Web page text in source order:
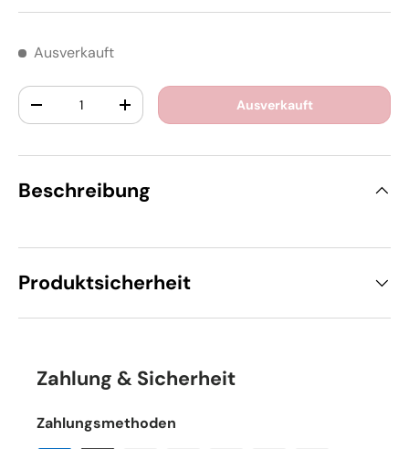
Ausverkauft
Anzahl
-
+ Ausverkauft
Beschreibung
Produktsicherheit
Zahlung & Sicherheit
Zahlungsmethoden